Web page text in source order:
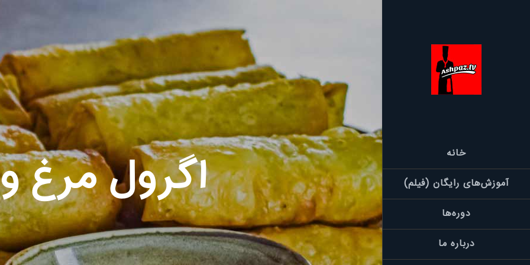
خانه
آموزش‌های رایگان (فیلم)
دوره‌ها
درباره ما
اگرول مرغ